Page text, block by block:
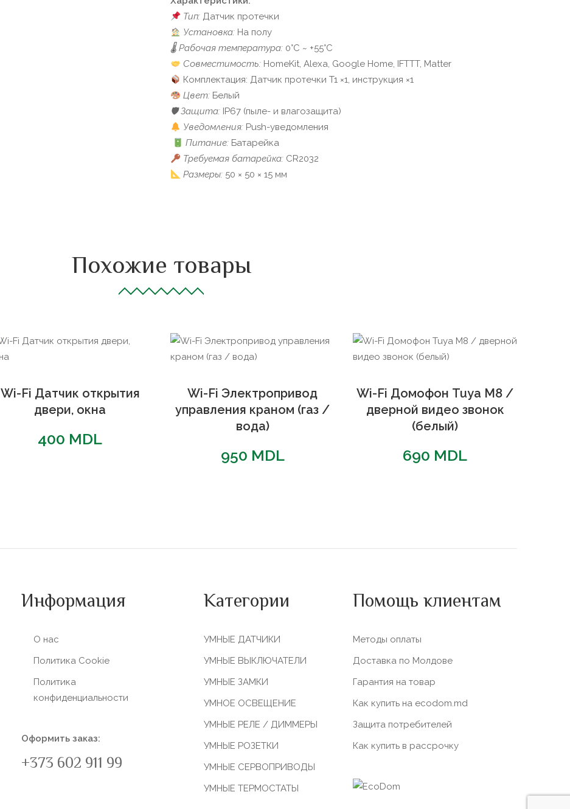
Тип: Датчик протечки
Установка: На полу
🌡 Рабочая температура: 0°C ~ +55°C
Совместимость: HomeKit, Alexa, Google Home, IFTTT, Matter
Комплектация: Датчик протечки T1 ×1, инструкция ×1
Цвет: Белый
🛡 Защита: IP67 (пыле- и влагозащита)
Уведомления: Push-уведомления
Питание: Батарейка
Требуемая батарейка: CR2032
Размеры: 50 × 50 × 15 мм
Похожие товары
Wi-Fi Датчик открытия
двери, окна
400 MDL
Wi-Fi Электропривод
управления краном (газ /
вода)
950 MDL
Wi-Fi Домофон Tuya M8 /
дверной видео звонок
(белый)
690 MDL
Информация
О нас
Политика Сookie
Политика
конфиденциальности
Оформить заказ:
+373 602 911 99
Категории
УМНЫЕ ДАТЧИКИ
УМНЫЕ ВЫКЛЮЧАТЕЛИ
УМНЫЕ ЗАМКИ
УМНОЕ ОСВЕЩЕНИЕ
УМНЫЕ РЕЛЕ / ДИММЕРЫ
УМНЫЕ РОЗЕТКИ
УМНЫЕ СЕРВОПРИВОДЫ
УМНЫЕ ТЕРМОСТАТЫ
Помощь клиентам
Методы оплаты
Доставка по Молдове
Гарантия на товар
Как купить на ecodom.md
Защита потребителей
Как купить в рассрочку